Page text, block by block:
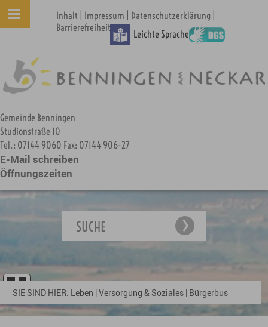
Leichte Sprache
Inhalt Impressum Datenschutzerklärung
Barrierefreiheit
Gemeinde Benningen
Studionstraße 10
Tel.: 07144 9060 Fax: 07144 906-27
E-Mail schreiben
Öffnungszeiten
SUCHE
SIE SIND HIER: Leben |Versorgung & Soziales | Bürgerbus